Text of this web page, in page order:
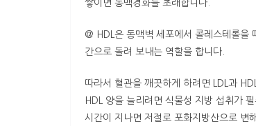
쌓이면 동맥경화를 초래합니다.
@ HDL은 동맥벽 세포에서 콜레스테롤을
간으로 돌려 보내는 역할을 합니다.
따라서 혈관을 깨끗하게 하려면 LDL과
HDL 양을 늘리려면 식물성 지방 섭취가
시간이 지나면 저절로 포화지방산으로 변